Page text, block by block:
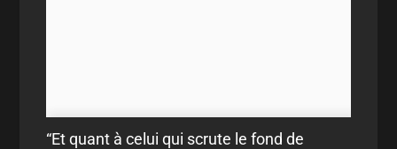
“Et quant à celui qui scrute le fond de